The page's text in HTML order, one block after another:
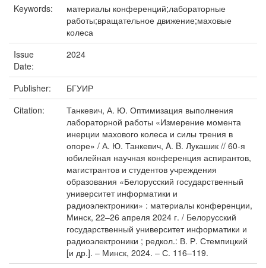
Keywords:
материалы конференций;лабораторные
работы;вращательное движение;маховые
колеса
Issue
Date:
2024
Publisher:
БГУИР
Citation:
Танкевич, А. Ю. Оптимизация выполнения
лабораторной работы «Измерение момента
инерции махового колеса и силы трения в
опоре» / А. Ю. Танкевич, A. B. Лукашик // 60-я
юбилейная научная конференция аспирантов,
магистрантов и студентов учреждения
образования «Белорусский государственный
университет информатики и
радиоэлектроники» : материалы конференции,
Минск, 22–26 апреля 2024 г. / Белорусский
государственный университет информатики и
радиоэлектроники ; редкол.: В. Р. Стемпицкий
[и др.]. – Минск, 2024. – С. 116–119.